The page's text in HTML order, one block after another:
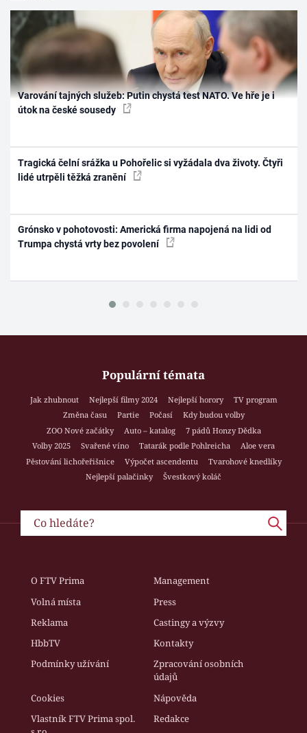
Varování tajných služeb: Putin chystá test NATO. Ve hře je i
útok na české sousedy
Tragická čelní srážka u Pohořelic si vyžádala dva životy. Čtyři
lidé utrpěli těžká zranění
Grónsko v pohotovosti: Americká firma napojená na lidi od
Trumpa chystá vrty bez povolení
Populární témata
Jak zhubnout Nejlepší filmy 2024 Nejlepší horory
TV program
Změna času
Partie Počasí
Kdy budou volby
ZOO Nové začátky
Auto – katalog
7 pádů Honzy Dědka
Volby 2025
Svařené víno Tatarák podle Pohlreicha
Aloe vera
Pěstování lichořeřišnice
Výpočet ascendentu
Tvarohové knedlíky
Nejlepší palačinky
Švestkový koláč
O FTV Prima
Management
Volná místa
Press
Reklama
Castingy a výzvy
HbbTV
Kontakty
Podmínky užívání
Zpracování osobních
údajů
Cookies
Nápověda
Vlastník FTV Prima spol.
Redakce